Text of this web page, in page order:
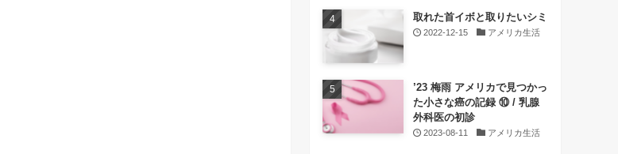
取れた首イボと取りたいシミ
2022-12-15 アメリカ生活
’23 梅雨 アメリカで見つかっ
た小さな癌の記録 ⑩ / 乳腺
外科医の初診
2023-08-11 アメリカ生活